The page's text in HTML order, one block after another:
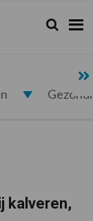
Zoeken...
Zoek
kalveren,